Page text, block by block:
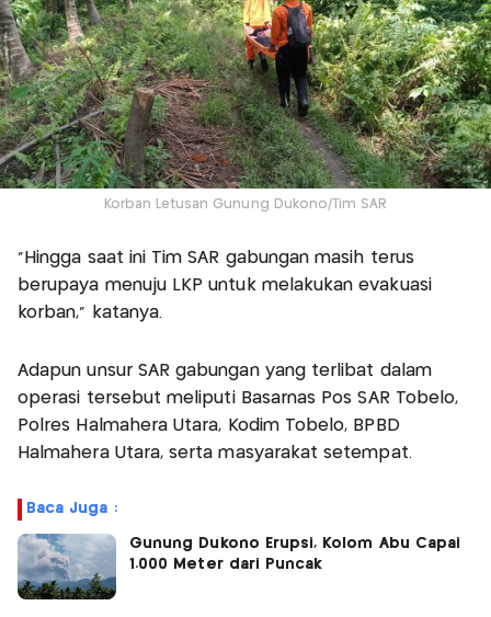
Korban Letusan Gunung Dukono/Tim SAR
“Hingga saat ini Tim SAR gabungan masih terus
berupaya menuju LKP untuk melakukan evakuasi
korban,” katanya.
Adapun unsur SAR gabungan yang terlibat dalam
operasi tersebut meliputi Basarnas Pos SAR Tobelo,
Polres Halmahera Utara, Kodim Tobelo, BPBD
Halmahera Utara, serta masyarakat setempat.
Baca Juga :
Gunung Dukono Erupsi, Kolom Abu Capai
1.000 Meter dari Puncak